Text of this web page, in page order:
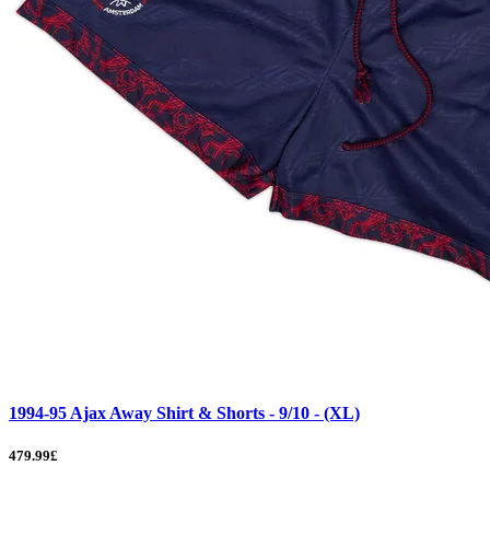
1994-95 Ajax Away Shirt & Shorts - 9/10 - (XL)
479.99£